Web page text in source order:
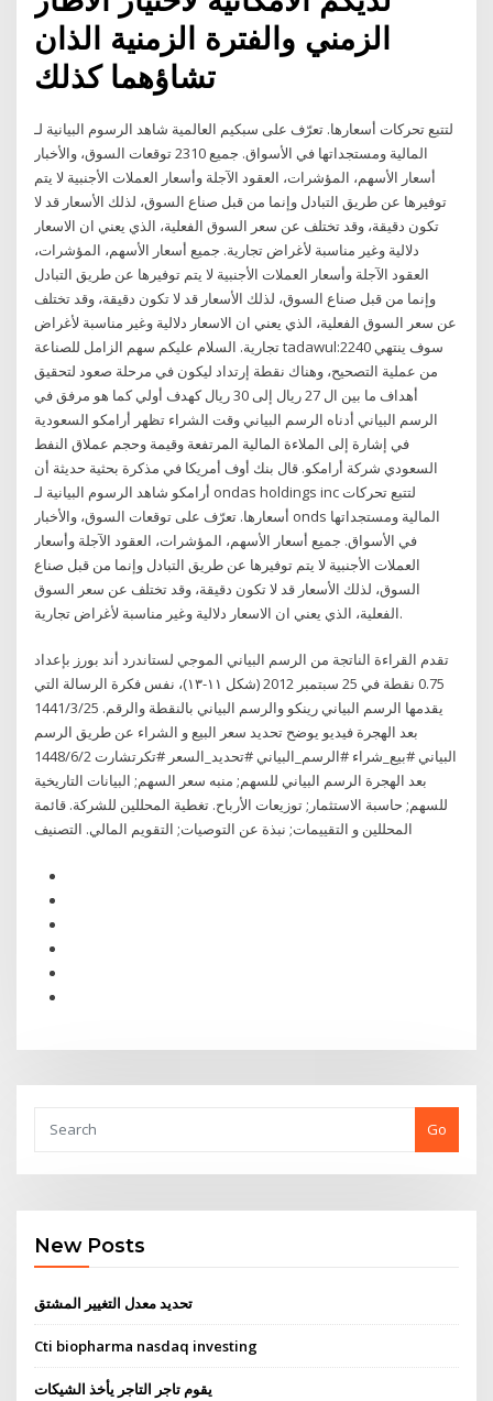
الزمني والفترة الزمنية الذان
تشاؤهما كذلك
شاهد الرسوم البيانية لـ ‎سبكيم العالمية‎ لتتبع تحركات أسعارها. تعرّف على
توقعات السوق، والأخبار ‎2310‎ المالية ومستجداتها في الأسواق. جميع
أسعار الأسهم، المؤشرات، العقود الآجلة وأسعار العملات الأجنبية لا يتم
توفيرها عن طريق التبادل وإنما من قبل صناع السوق، لذلك الأسعار قد لا
تكون دقيقة، وقد تختلف عن سعر السوق الفعلية، الذي يعني ان الاسعار
دلالية وغير مناسبة لأغراض تجارية. جميع أسعار الأسهم، المؤشرات،
العقود الآجلة وأسعار العملات الأجنبية لا يتم توفيرها عن طريق التبادل
وإنما من قبل صناع السوق، لذلك الأسعار قد لا تكون دقيقة، وقد تختلف
عن سعر السوق الفعلية، الذي يعني ان الاسعار دلالية وغير مناسبة لأغراض
تجارية. السلام عليكم سهم الزامل للصناعة tadawul:2240 سوف ينتهي
من عملية التصحيح، وهناك نقطة إرتداد ليكون في مرحلة صعود لتحقيق
أهداف ما بين ال 27 ريال إلى 30 ريال كهدف أولي كما هو مرفق في
الرسم البياني أدناه الرسم البياني وقت الشراء تظهر أرامكو السعودية
في إشارة إلى الملاءة المالية المرتفعة وقيمة وحجم عملاق النفط
السعودي شركة أرامكو. قال بنك أوف أمريكا في مذكرة بحثية حديثة أن
أرامكو شاهد الرسوم البيانية لـ ‎ondas holdings inc‎ لتتبع تحركات
أسعارها. تعرّف على توقعات السوق، والأخبار ‎onds‎ المالية ومستجداتها
في الأسواق. جميع أسعار الأسهم، المؤشرات، العقود الآجلة وأسعار
العملات الأجنبية لا يتم توفيرها عن طريق التبادل وإنما من قبل صناع
السوق، لذلك الأسعار قد لا تكون دقيقة، وقد تختلف عن سعر السوق
الفعلية، الذي يعني ان الاسعار دلالية وغير مناسبة لأغراض تجارية.
تقدم القراءة الناتجة من الرسم البياني الموجي لستاندرد أند بورز بإعداد
0.75 نقطة في 25 سبتمبر 2012 (شكل ١١-١٣)، نفس فكرة الرسالة التي
يقدمها الرسم البياني رينكو والرسم البياني بالنقطة والرقم. 25‏‏/3‏‏/1441
بعد الهجرة فيديو يوضح تحديد سعر البيع و الشراء عن طريق الرسم
البياني #بيع_شراء #الرسم_البياني #تحديد_السعر #تكرتشارت 2‏‏/6‏‏/1448
بعد الهجرة الرسم البياني للسهم; منبه سعر السهم; البيانات التاريخية
للسهم; حاسبة الاستثمار; توزيعات الأرباح. تغطية المحللين للشركة. قائمة
المحللين و التقييمات; نبذة عن التوصيات; التقويم المالي. التصنيف
Go
New Posts
تحديد معدل التغيير المشتق
Cti biopharma nasdaq investing
يقوم تاجر التاجر يأخذ الشيكات